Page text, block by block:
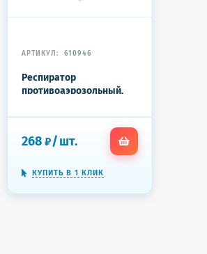
АРТИКУЛ: 610946
Респиратор
противоаэрозольный,
FFP3, КОМПЛЕКТ 10 шт., с
268 ₽/шт.
КУПИТЬ В 1 КЛИК